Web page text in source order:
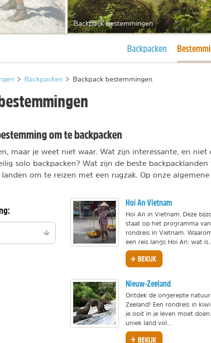
Backpack bestemmingen
Huidige pagina
Backpacken Huidige
> Backpacken > Backpack bestemmingen
om te backpacken
maar je weet niet waar. Wat zijn interessante, en niet
solo backpacken? Wat zijn de beste
om te reizen met een rugzak. Op onze
Hoi An Vietnam
Hoi An in Vietnam. Deze
staat op het programma
rondreis in Vietnam.
een reis langs Hoi An: wat is...
BEKIJK
Nieuw-Zeeland
Ontdek de ongerepte
Zeeland! Een rondreis in
je ooit in je leven moet
uniek land vol...
BEKIJK